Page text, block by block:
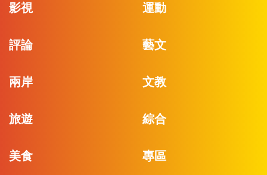
影視 運動
評論 藝文
兩岸 文教
旅遊 綜合
美食 專區